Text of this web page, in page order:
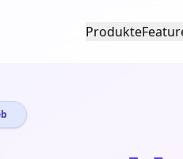
Produkte